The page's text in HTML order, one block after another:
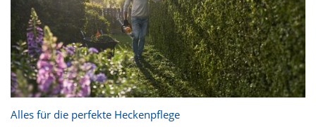
Alles für die perfekte Heckenpflege